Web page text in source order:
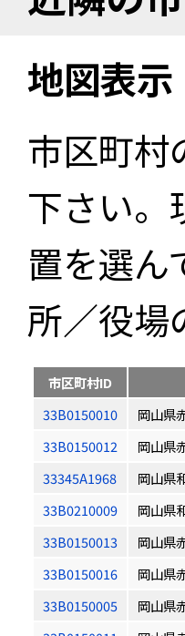
地図表示
市区町村
下さい。
置を選ん
所／役場
市区町村ID
33B0150010
岡山県
33B0150012
岡山県
33345A1968
岡山県
33B0210009
岡山県
33B0150013
岡山県
33B0150016
岡山県
33B0150005
岡山県